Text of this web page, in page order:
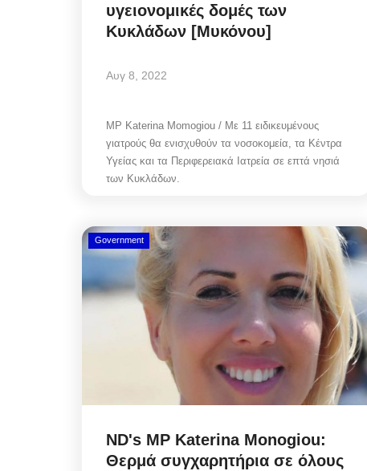
υγειονομικές δομές των
Κυκλάδων [Μυκόνου]
Αυγ 8, 2022
MP Katerina Momogiou / Με 11 ειδικευμένους
γιατρούς θα ενισχυθούν τα νοσοκομεία, τα Κέντρα
Υγείας και τα Περιφερειακά Ιατρεία σε επτά νησιά
των Κυκλάδων.
Government
ND's MP Katerina Monogiou:
Θερμά συγχαρητήρια σε όλους